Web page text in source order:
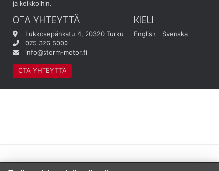
ja kelkkoihin.
OTA YHTEYTTÄ
Lukkosepänkatu 4, 20320 Turku
075 326 5000
info@storm-motor.fi
OTA YHTEYTTÄ
KIELI
English Svenska